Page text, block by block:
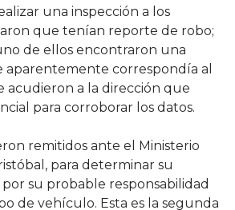
una inspección a los
que tenían reporte de robo;
de ellos encontraron una
aparentemente correspondía al
acudieron a la dirección que
para corroborar los datos.
remitidos ante el Ministerio
para determinar su
su probable responsabilidad
de vehículo. Esta es la segunda